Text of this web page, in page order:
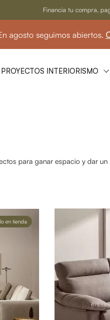
Financia tu compra,
seguimos abiertos.
PROYECTOS INTERIORISMO
para ganar espacio y dar
en tienda